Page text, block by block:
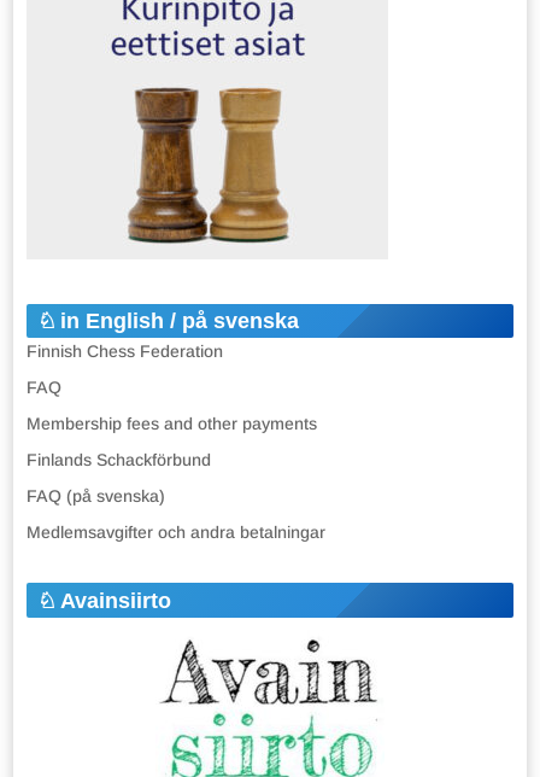
in English / på svenska
Finnish Chess Federation
FAQ
Membership fees and other payments
Finlands Schackförbund
FAQ (på svenska)
Medlemsavgifter och andra betalningar
Avainsiirto